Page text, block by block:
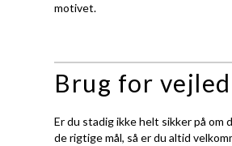
motivet.
Brug for
Er du stadig ikke helt sikker på om
de rigtige mål, så er du altid